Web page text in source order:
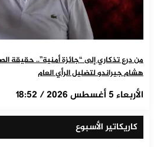
من درع تذكاري إلى “جائزة أمنية”.. حقيقة
هشام جيراندو لتضليل الرأي العام
الأربعاء 5 أغسطس 2026 / 18:52
كاريكاتير الأسبوع